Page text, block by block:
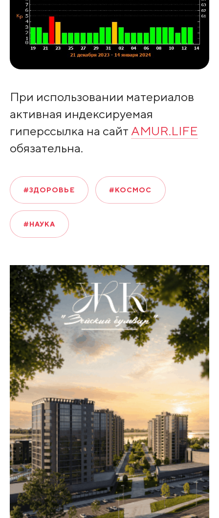
При использовании материалов
активная индексируемая
гиперссылка на сайт AMUR.LIFE
обязательна.
#ЗДОРОВЬЕ #КОСМОС
#НАУКА